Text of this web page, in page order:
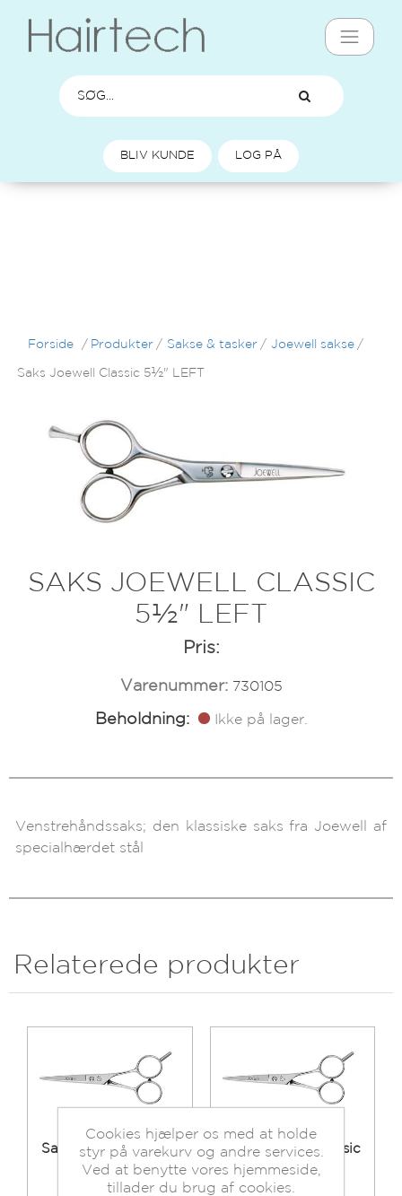
BLIV KUNDE LOG PÅ
Forside / Produkter / Sakse & tasker / Joewell sakse /
Saks Joewell Classic 5½" LEFT
SAKS JOEWELL CLASSIC
5½" LEFT
Pris:
Varenummer: 730105
Beholdning: Ikke på lager.
Venstrehåndssaks; den klassiske saks fra Joewell af
specialhærdet stål
Relaterede produkter
Saks Joewell Classic
6"
Beholdning:
Saks Joewell Classic
4½"
Beholdning:
Cookies hjælper os med at holde
styr på varekurv og andre services.
Ved at benytte vores hjemmeside,
tillader du brug af cookies.